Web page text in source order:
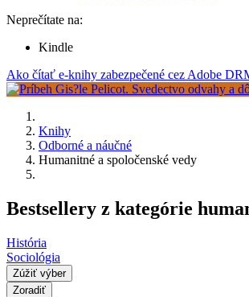
Neprečítate na:
Kindle
Ako čítať e-knihy zabezpečené cez Adobe
Knihy
Odborné a náučné
Humanitné a spoločenské vedy
Bestsellery z kategórie
História
Sociológia
Zúžiť výber
Zoradiť